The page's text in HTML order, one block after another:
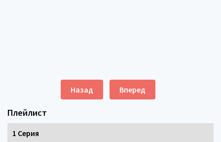
Назад Вперед
Плейлист
1 Серия